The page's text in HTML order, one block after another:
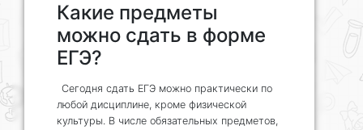
Какие предметы
можно сдать в форме
ЕГЭ?
Сегодня сдать ЕГЭ можно практически по
любой дисциплине, кроме физической
культуры. В числе обязательных предметов,